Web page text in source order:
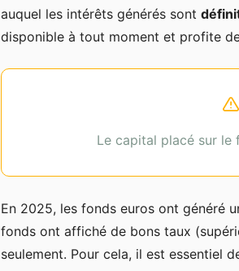
auquel les intérêts générés sont
disponible à tout moment et profite
Le capital placé sur le
En 2025, les fonds euros ont généré
fonds ont affiché de bons taux
seulement. Pour cela, il est essentiel